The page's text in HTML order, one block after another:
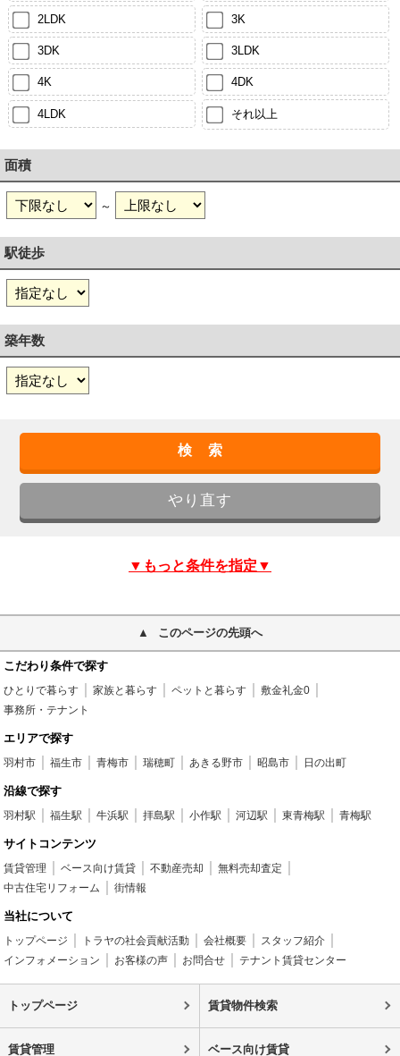
2LDK 3K
3DK 3LDK
4K 4DK
4LDK それ以上
面積
～
駅徒歩
築年数
▼もっと条件を指定▼
このページの先頭へ
こだわり条件で探す
ひとりで暮らす 家族と暮らす ペットと暮らす
敷金礼金0
事務所・テナント
エリアで探す
羽村市 福生市 青梅市 瑞穂町 あきる野市 昭島市 日の出町
沿線で探す
羽村駅 福生駅 牛浜駅 拝島駅 小作駅 河辺駅 東青梅駅 青梅駅
サイトコンテンツ
賃貸管理 ベース向け賃貸 不動産売却
無料売却査定
中古住宅リフォーム
街情報
当社について
トップページ トラヤの社会貢献活動 会社概要
スタッフ紹介
インフォメーション
お客様の声 お問合せ テナント賃貸センター
トップページ 賃貸物件検索
賃貸管理 ベース向け賃貸